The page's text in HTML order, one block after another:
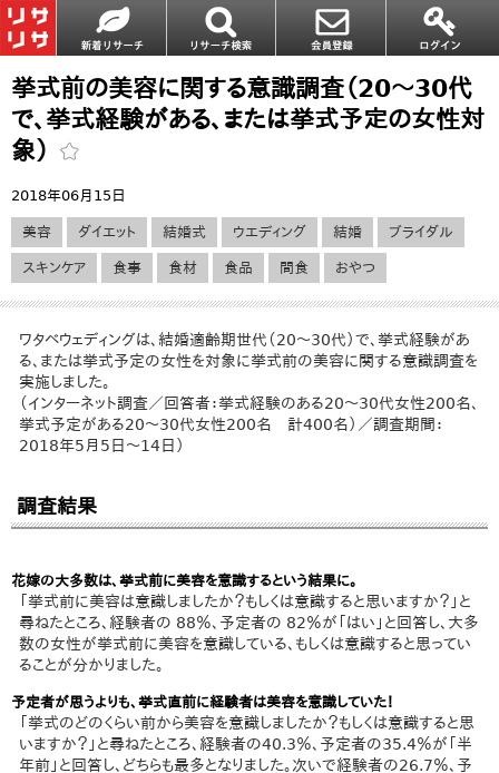
挙式前の美容に関する意識調査（20～30代
で、挙式経験がある、または挙式予定の女性対
象）
2018年06月15日
美容 ダイエット 結婚式 ウエディング 結婚 ブライダル
スキンケア 食事 食材 食品 間食 おやつ
ワタベウェディングは、結婚適齢期世代（20～30代）で、挙式経験があ
る、または挙式予定の女性を対象に挙式前の美容に関する意識調査を
実施しました。
（インターネット調査／回答者：挙式経験のある20～30代女性200名、
挙式予定がある20～30代女性200名 計400名）／調査期間：
2018年5月5日～14日）
調査結果
花嫁の大多数は、挙式前に美容を意識するという結果に。
「挙式前に美容は意識しましたか？もしくは意識すると思いますか？」と
尋ねたところ、経験者の 88％、予定者の 82％が「はい」と回答し、大多
数の女性が挙式前に美容を意識している、もしくは意識すると思ってい
ることが分かりました。
予定者が思うよりも、挙式直前に経験者は美容を意識していた！
「挙式のどのくらい前から美容を意識しましたか？もしくは意識すると思
いますか？」と尋ねたところ、経験者の40.3％、予定者の35.4％が「半
年前」と回答し、どちらも最多となりました。次いで経験者の26.7％、予